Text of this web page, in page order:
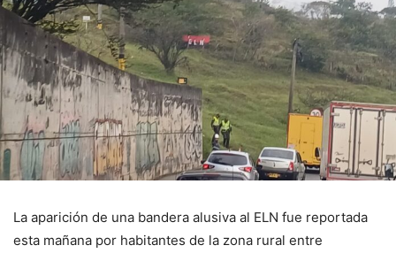
La aparición de una bandera alusiva al ELN fue reportada
esta mañana por habitantes de la zona rural entre